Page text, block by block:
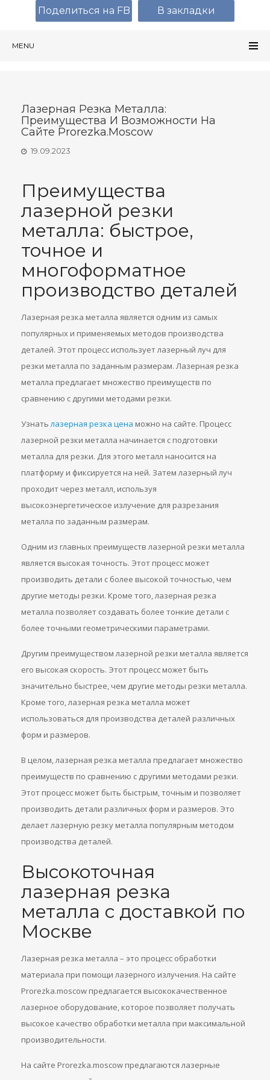
MENU
Лазерная Резка Металла:
Преимущества И Возможности На
Сайте Prorezka.moscow
19.09.2023
Преимущества
лазерной резки
металла: быстрое,
точное и
многоформатное
производство деталей
Лазерная резка металла является одним из самых
популярных и применяемых методов производства
деталей. Этот процесс использует лазерный луч для
резки металла по заданным размерам. Лазерная резка
металла предлагает множество преимуществ по
сравнению с другими методами резки.
Узнатьлазерная резка цена можно на сайте. Процесс
лазерной резки металла начинается с подготовки
металла для резки. Для этого металл наносится на
платформу и фиксируется на ней. Затем лазерный луч
проходит через металл, используя
высокоэнергетическое излучение для разрезания
металла по заданным размерам.
Одним из главных преимуществ лазерной резки металла
является высокая точность. Этот процесс может
производить детали с более высокой точностью, чем
другие методы резки. Кроме того, лазерная резка
металла позволяет создавать более тонкие детали с
более точными геометрическими параметрами.
Другим преимуществом лазерной резки металла является
его высокая скорость. Этот процесс может быть
значительно быстрее, чем другие методы резки металла.
Кроме того, лазерная резка металла может
использоваться для производства деталей различных
форм и размеров.
В целом, лазерная резка металла предлагает множество
преимуществ по сравнению с другими методами резки.
Этот процесс может быть быстрым, точным и позволяет
производить детали различных форм и размеров. Это
делает лазерную резку металла популярным методом
производства деталей.
Высокоточная
лазерная резка
металла с доставкой по
Москве
Лазерная резка металла – это процесс обработки
материала при помощи лазерного излучения. На сайте
Prorezka.moscow предлагается высококачественное
лазерное оборудование, которое позволяет получать
высокое качество обработки металла при максимальной
производительности.
На сайте Prorezka.moscow предлагаются лазерные
Поделиться на FB В закладки